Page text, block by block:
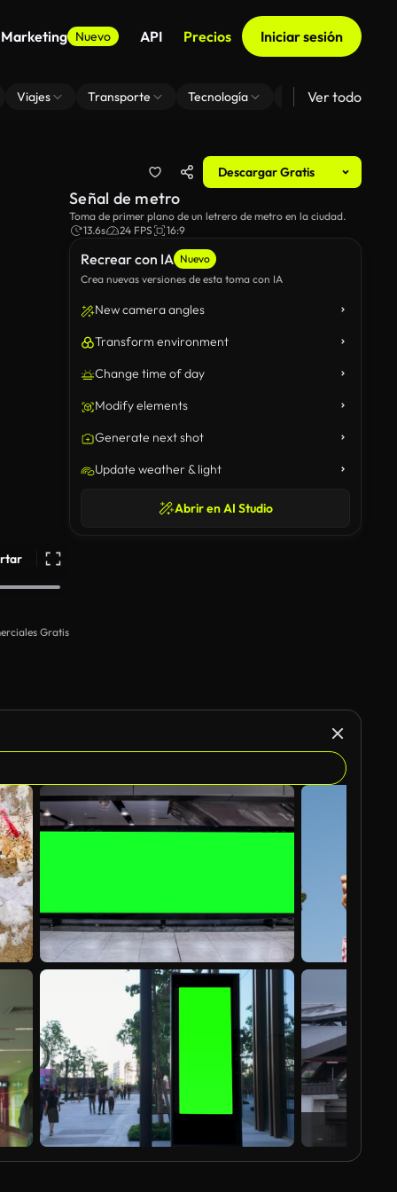
Marketing Nuevo API Precios Iniciar sesión
Viajes Transporte Tecnología Zoom De Fondo
Ver todo
Descargar Gratis
Gratis
Recrear con IA Nuevo
Crea nuevas versiones de esta toma con IA
New camera angles
Transform environment
Change time of day
Modify elements
Generate next shot
Update weather & light
Abrir en AI Studio
Señal de metro
Toma de primer plano de un letrero de metro en la ciudad.
13.6s
24 FPS 16:9